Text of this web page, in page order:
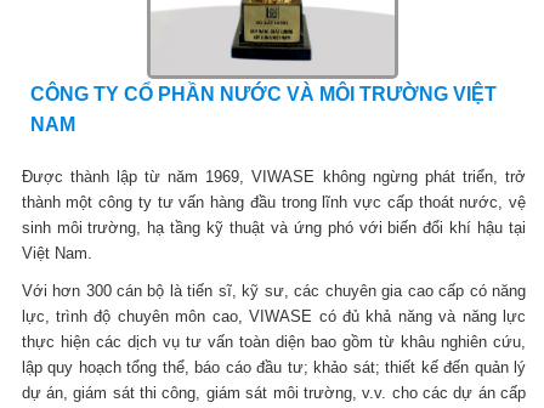
CÔNG TY CỔ PHẦN NƯỚC VÀ MÔI TRƯỜNG VIỆT
NAM
Được thành lập từ năm 1969, VIWASE không ngừng phát triển, trở
thành một công ty tư vấn hàng đầu trong lĩnh vực cấp thoát nước, vệ
sinh môi trường, hạ tầng kỹ thuật và ứng phó với biến đổi khí hậu tại
Việt Nam.
Với hơn 300 cán bộ là tiến sĩ, kỹ sư, các chuyên gia cao cấp có năng
lực, trình độ chuyên môn cao, VIWASE có đủ khả năng và năng lực
thực hiện các dịch vụ tư vấn toàn diện bao gồm từ khâu nghiên cứu,
lập quy hoạch tổng thể, báo cáo đầu tư; khảo sát; thiết kế đến quản lý
dự án, giám sát thi công, giám sát môi trường, v.v. cho các dự án cấp